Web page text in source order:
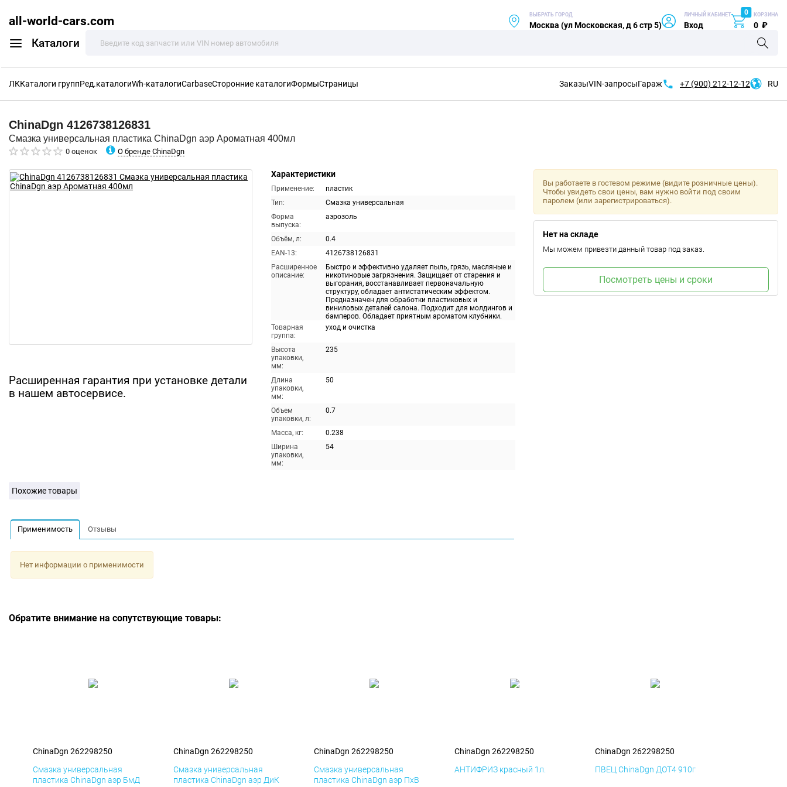
all-world-cars.com
Каталоги
ВЫБРАТЬ ГОРОД
Москва (ул Московская, д 6 стр 5)
ЛИЧНЫЙ КАБИНЕТ
Вход
0 КОРЗИНА
0 ₽
ЛККаталоги группРед.каталогиWh-каталогиCarbaseСторонние каталогиФормыСтраницы ЗаказыVIN-запросыГараж +7 (900) 212-12-12 RU
ChinaDgn 4126738126831
Смазка универсальная пластика ChinaDgn аэр Ароматная 400мл
0 оценок О бренде ChinaDgn
Расширенная гарантия при установке детали
в нашем автосервисе.
Характеристики
Применение:
пластик
Тип:
Смазка универсальная
Форма
выпуска:
аэрозоль
Объём, л:
0.4
EAN-13:
4126738126831
Расширенное
описание:
Быстро и эффективно удаляет пыль, грязь, масляные и
никотиновые загрязнения. Защищает от старения и
выгорания, восстанавливает первоначальную
структуру, обладает антистатическим эффектом.
Предназначен для обработки пластиковых и
виниловых деталей салона. Подходит для молдингов и
бамперов. Обладает приятным ароматом клубники.
Товарная
группа:
уход и очистка
Высота
упаковки,
мм:
235
Длина
упаковки,
мм:
50
Объем
упаковки, л:
0.7
Масса, кг:
0.238
Ширина
упаковки,
мм:
54
Вы работаете в гостевом режиме (видите розничные цены).
Чтобы увидеть свои цены, вам нужно войти под своим
паролем (или зарегистрироваться).
Нет на складе
Мы можем привезти данный товар под заказ.
Посмотреть цены и сроки
Похожие товары
Применимость Отзывы
Нет информации о применимости
Обратите внимание на сопутствующие товары:
ChinaDgn 262298250
Смазка универсальная
пластика ChinaDgn аэр БмД
ChinaDgn 262298250
Смазка универсальная
пластика ChinaDgn аэр ДиК
ChinaDgn 262298250
Смазка универсальная
пластика ChinaDgn аэр ПхВ
ChinaDgn 262298250
АНТИФРИЗ красный 1л.
ChinaDgn 262298250
ПВЕЦ ChinaDgn ДОТ4 910г